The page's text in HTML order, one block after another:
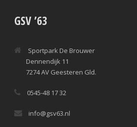
GSV ’63
Sportpark De Brouwer
Dennendijk 11
7274 AV Geesteren Gld.
0545-48 17 32
info@gsv63.nl